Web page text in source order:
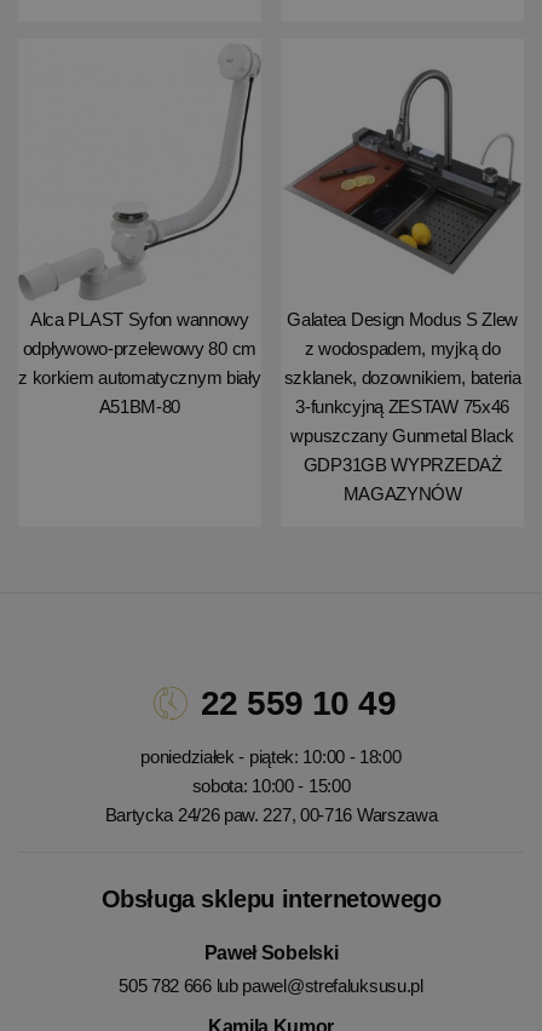
Alca PLAST Syfon wannowy
odpływowo-przelewowy 80 cm
z korkiem automatycznym biały
A51BM-80
Galatea Design Modus S Zlew
z wodospadem, myjką do
szklanek, dozownikiem, bateria
3-funkcyjną ZESTAW 75x46
wpuszczany Gunmetal Black
GDP31GB WYPRZEDAŻ
MAGAZYNÓW
22 559 10 49
poniedziałek - piątek: 10:00 - 18:00
sobota: 10:00 - 15:00
Bartycka 24/26 paw. 227, 00-716 Warszawa
Obsługa sklepu internetowego
Paweł Sobelski
505 782 666 lub pawel@strefaluksusu.pl
Kamila Kumor